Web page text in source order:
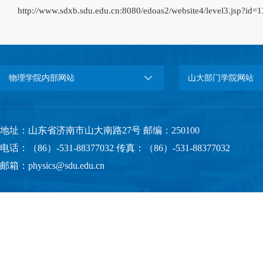
http://www.sdxb.sdu.edu.cn:8080/edoas2/website4/
物理学院内部网站 山大部门学院网站
地址：山东省济南市山大南路27号 邮编：250100
电话：（86）-531-88377032 传真：（86）-531-88377032
邮箱：physics@sdu.edu.cn